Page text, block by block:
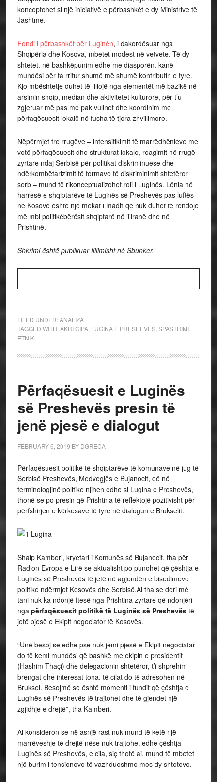
konceptohet si një iniciativë e përbashkët e dy Ministrive të
Jashtme.
Fondi i përbashkët për Luginën, i dakordësuar nga
Shqipëria dhe Kosova, mbetet modest në vetvete. Të dy
shtetet, në bashkëpunim edhe me diasporën, kanë
mundësi për ta rritur shumë më shumë kontributin e tyre.
Kjo mbështetje duhet të fillojë nga elementët më bazikë në
arsimin shqip, median dhe aktivitetet kulturore, për t’u
zgjeruar më pas me pak vullnet dhe koordinim me
përfaqësuesit lokalë në fusha të tjera zhvillimore.
Nëpërmjet tre rrugëve – intensifikimit të marrëdhënieve me
vetë përfaqësuesit dhe strukturat lokale, reagimit në rrugë
zyrtare ndaj Serbisë për politikat diskriminuese dhe
ndërkombëtarizimit të formave të diskriminimit shtetëror
serb – mund të rikonceptualizohet roli i Luginës. Lënia në
harresë e shqiptarëve të Luginës së Preshevës pas luftës
në Kosovë është një mëkat i madh që nuk duhet të rëndojë
më mbi politikëbërësit shqiptarë në Tiranë dhe në
Prishtinë.
Shkrimi është publikuar fillimisht në Sbunker.
FILED UNDER:ANALIZA
TAGGED WITH:AKRI CIPA, LUGINA E PRESHEVES, SPASTRIMI
ETNIK
Përfaqësuesit e Luginës
së Preshevës presin të
jenë pjesë e dialogut
FEBRUARY 6, 2019 BY DGRECA
Përfaqësuesit politikë të shqiptarëve të komunave në jug të
Serbisë Preshevës, Medvegjës e Bujanocit, që në
terminologjinë politike njihen edhe si Lugina e Preshevës,
thonë se po presin që Prishtina të reflektojë pozitivisht për
përfshirjen e kërkesave të tyre në dialogun e Brukselit.
Shaip Kamberi, kryetari i Komunës së Bujanocit, tha për
Radion Evropa e Lirë se aktualisht po punohet që çështja e
Luginës së Preshevës të jetë në agjendën e bisedimeve
politike ndërmjet Kosovës dhe Serbisë.Ai tha se deri më
tani nuk ka ndonjë ftesë nga Prishtina zyrtare që ndonjëri
nga përfaqësuesit politikë të Luginës së Preshevës të
jetë pjesë e Ekipit negociator të Kosovës.
“Unë besoj se edhe pse nuk jemi pjesë e Ekipit negociatar
do të kemi mundësi që bashkë me ekipin e presidentit
(Hashim Thaçi) dhe delegacionin shtetëror, t’i shprehim
brengat dhe interesat tona, të cilat do të adresohen në
Bruksel. Besojmë se është momenti i fundit që çështja e
Luginës së Preshevës të trajtohet dhe të gjendet një
zgjidhje e drejtë”, tha Kamberi.
Ai konsideron se në asnjë rast nuk mund të ketë një
marrëveshje të drejtë nëse nuk trajtohet edhe çështja
Luginës së Preshevës, e cila, siç thotë ai, mund të mbetet
një burim i tensioneve të vazhdueshme mes dy shteteve.